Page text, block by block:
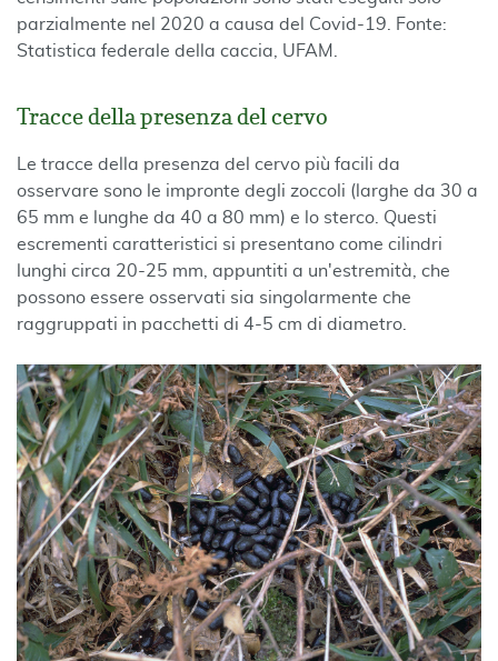
parzialmente nel 2020 a causa del Covid-19. Fonte:
Statistica federale della caccia, UFAM.
Tracce della presenza del cervo
Le tracce della presenza del cervo più facili da
osservare sono le impronte degli zoccoli (larghe da 30 a
65 mm e lunghe da 40 a 80 mm) e lo sterco. Questi
escrementi caratteristici si presentano come cilindri
lunghi circa 20-25 mm, appuntiti a un'estremità, che
possono essere osservati sia singolarmente che
raggruppati in pacchetti di 4-5 cm di diametro.